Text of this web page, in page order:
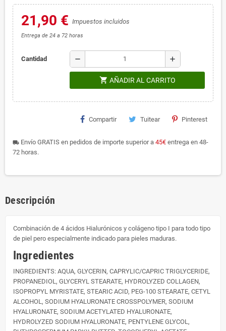
21,90 € Impuestos incluidos
Entrega de 24 a 72 horas
Cantidad remove add
shopping_cart AÑADIR AL CARRITO
Compartir Tuitear Pinterest
local_shipping Envío GRATIS en pedidos de importe superior a 45€ entrega en 48-
72 horas.
Descripción
Combinación de 4 ácidos Hialurónicos y colágeno tipo I para todo tipo
de piel pero especialmente indicado para pieles maduras.
Ingredientes
INGREDIENTS: AQUA, GLYCERIN, CAPRYLIC/CAPRIC TRIGLYCERIDE,
PROPANEDIOL, GLYCERYL STEARATE, HYDROLYZED COLLAGEN,
ISOPROPYL MYRISTATE, STEARIC ACID, PEG-100 STEARATE, CETYL
ALCOHOL, SODIUM HYALURONATE CROSSPOLYMER, SODIUM
HYALURONATE, SODIUM ACETYLATED HYALURONATE,
HYDROLYZED SODIUM HYALURONATE, PENTYLENE GLYCOL,